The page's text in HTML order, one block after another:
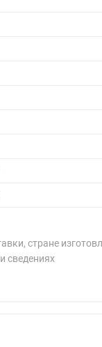
стране
сведениях